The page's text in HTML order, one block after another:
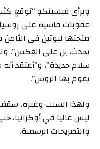
وبرأي فيسينكو “توقع
عقوبات قاسية على روسيا
منحتها لبوتين في
يحدث، بل على العكس”.
سلام جديدة”، و”أعتقد
يقوم بها الروس”.
ولهذا السبب وغيره،
ليس عاليا في أوكرانيا،
والتصريحات الرسمية.